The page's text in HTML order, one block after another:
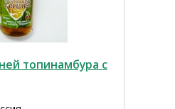
топинамбура с